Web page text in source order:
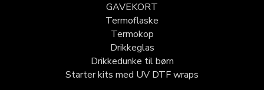
GAVEKORT
Termoflaske
Termokop
Drikkeglas
Drikkedunke til børn
Starter kits med UV DTF wraps